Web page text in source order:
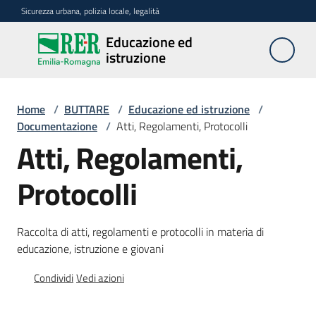
Vai al contenuto
Vai alla navigazione
Vai al footer
Sicurezza urbana, polizia locale, legalità
Educazione ed
istruzione
Educazione
ed
Argomenti
Novità
Servizi
Home / BUTTARE / Educazione ed istruzione /
Documentazione / Atti, Regolamenti, Protocolli
Atti, Regolamenti,
Protocolli
Raccolta di atti, regolamenti e protocolli in materia di
educazione, istruzione e giovani
CondividiVedi azioni